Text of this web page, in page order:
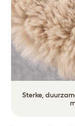
Sterke,